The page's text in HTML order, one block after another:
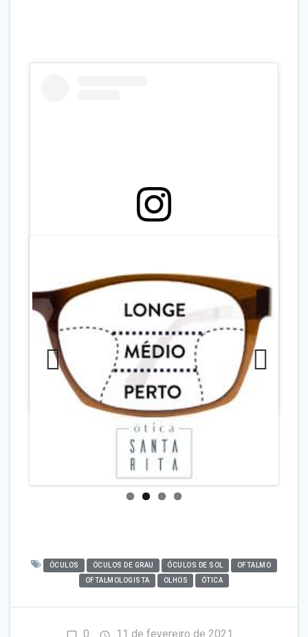
A post shared by Ótica Santa Rita (@santaritaotica)
Previo
ÓCULOS ÓCULOS DE GRAU ÓCULOS DE SOL
OFTALMO
OFTALMOLOGISTA
OLHOS ÓTICA
0 11 de fevereiro de 2021